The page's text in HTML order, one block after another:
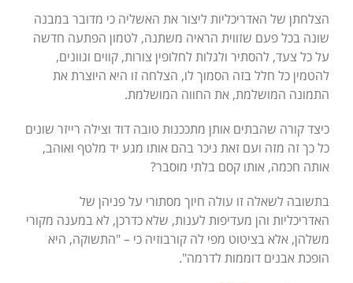
הצלחתן של האדריכליות ליצור את האשליה כי מדובר במבנה
שונה בכל פעם שזווית הראיה משתנה, לטמון הפתעה חדשה
על כל צעד, להסתיר ולגלות לחלופין צורות, קווים וגוונים,
להטמין כל חלל בזה הסמוך לו, הצלחה זו היא היוצרת את
התמונה המושלמת, את החווה המושלמת.
כיצד קורה שהבתים אותן מתככנות טובה דוד וצילה רייזר שונים
כל כך זה מזה ועם זאת ניכר בהם אותו מגע יד מלטף ואוהב,
אותה חכמה, אותו קסם בלתי מוסבר?
בתשובה לשאלה זו עולה חיוך מסתורי על פניהן של
האדריכליות והן מעדיפות לענות, שלא כדרכן, לא במענה מקורי
משלהן, אלא בציטוט מפי לה קורבוזיה כי – "התשוקה, היא
הופכת אבנים דוממות לדרמה".